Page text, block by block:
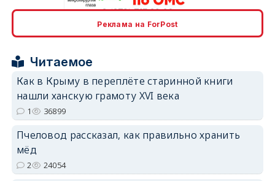
Реклама на ForPost
Читаемое
Как в Крыму в переплёте старинной книги
нашли ханскую грамоту XVI века
1 36899
Пчеловод рассказал, как правильно хранить
мёд
2 24054